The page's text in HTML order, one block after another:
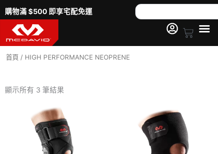
至
要
購物滿 $500 即享宅配免運 Search
Cart
首頁 / HIGH PERFORMANCE NEOPRENE
顯示所有 3 筆結果
序